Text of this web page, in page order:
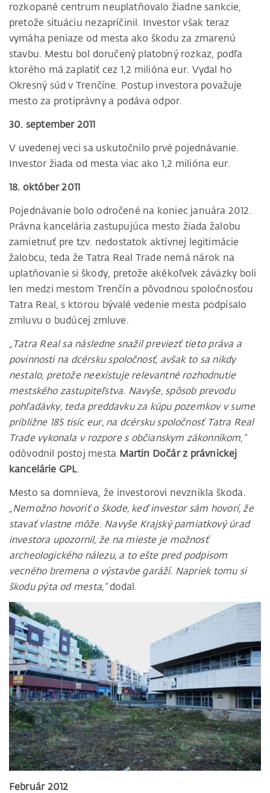
rozkopané centrum neuplatňovalo žiadne sankcie,
pretože situáciu nezapríčinil. Investor však teraz
vymáha peniaze od mesta ako škodu za zmarenú
stavbu. Mestu bol doručený platobný rozkaz, podľa
ktorého má zaplatiť cez 1,2 milióna eur. Vydal ho
Okresný súd v Trenčíne. Postup investora považuje
mesto za protiprávny a podáva odpor.
30. september 2011
V uvedenej veci sa uskutočnilo prvé pojednávanie.
Investor žiada od mesta viac ako 1,2 milióna eur.
18. október 2011
Pojednávanie bolo odročené na koniec januára 2012.
Právna kancelária zastupujúca mesto žiada žalobu
zamietnuť pre tzv. nedostatok aktívnej legitimácie
žalobcu, teda že Tatra Real Trade nemá nárok na
uplatňovanie si škody, pretože akékoľvek záväzky boli
len medzi mestom Trenčín a pôvodnou spoločnosťou
Tatra Real, s ktorou bývalé vedenie mesta podpísalo
zmluvu o budúcej zmluve.
„Tatra Real sa následne snažil previezť tieto práva a
povinnosti na dcérsku spoločnosť, avšak to sa nikdy
nestalo, pretože neexistuje relevantné rozhodnutie
mestského zastupiteľstva. Navyše, spôsob prevodu
pohľadávky, teda preddavku za kúpu pozemkov v sume
približne 185 tisíc eur, na dcérsku spoločnosť Tatra Real
Trade vykonala v rozpore s občianskym zákonníkom,“
odôvodnil postoj mesta Martin Dočár z právnickej
kancelárie GPL.
Mesto sa domnieva, že investorovi nevznikla škoda.
„Nemožno hovoriť o škode, keď investor sám hovorí, že
stavať vlastne môže. Navyše Krajský pamiatkový úrad
investora upozornil, že na mieste je možnosť
archeologického nálezu, a to ešte pred podpisom
vecného bremena o výstavbe garáží. Napriek tomu si
škodu pýta od mesta,“dodal.
Február 2012